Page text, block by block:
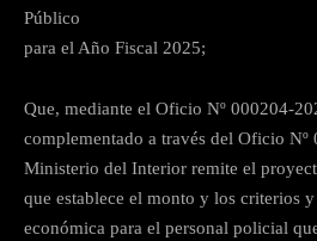
Público
para el Año Fiscal 2025;
Que, mediante el Oficio Nº 000204-
complementado a través del Oficio
Ministerio del Interior remite el
que establece el monto y los criterios
económica para el personal policial